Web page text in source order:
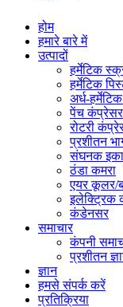
होम
हमारे बारे में
उत्पादों
हर्मेटिक
हर्मेटिक
अर्ध-
पेंच कंप्रेसर
रोटरी
प्रशीतन
संघनक
ठंडा कमरा
एयर कूलर/
इलेक्ट्रिक
कंडेनसर
समाचार
कंपनी
प्रशीतन
ज्ञान
हमसे संपर्क करें
प्रतिक्रिया